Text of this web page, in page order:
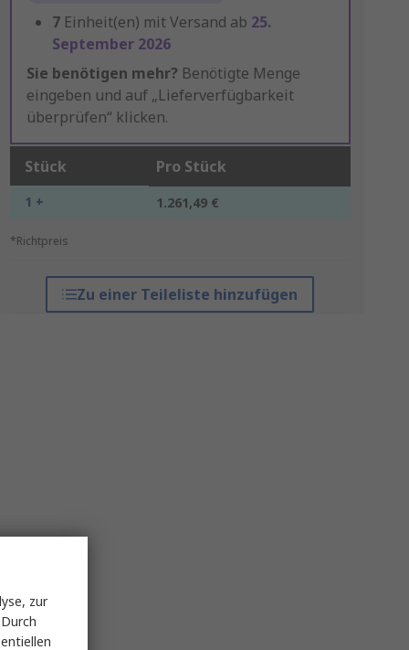
7 Einheit(en) mit Versand ab 25.
September 2026
Sie benötigen mehr? Benötigte Menge
eingeben und auf „Lieferverfügbarkeit
überprüfen“ klicken.
Stück Pro Stück
1 + 1.261,49 €
*Richtpreis
Zu einer Teileliste hinzufügen
zur